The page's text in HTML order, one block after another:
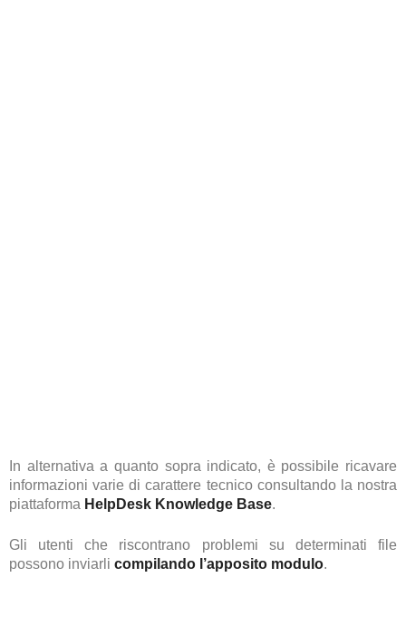
In alternativa a quanto sopra indicato, è possibile ricavare
informazioni varie di carattere tecnico consultando la nostra
piattaforma HelpDesk Knowledge Base.
Gli utenti che riscontrano problemi su determinati file
possono inviarli compilando l’apposito modulo.